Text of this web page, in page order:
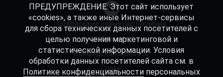
Подписка на новые поступления
Избранное
Конфиденциальность
Cookie
ПРЕДУПРЕЖДЕНИЕ: Этот сайт использует
«cookies», а также иные Интернет-сервисы
для сбора технических данных посетителей с
целью получения маркетинговой и
статистической информации. Условия
обработки данных посетителей сайта см. в
Политике конфиденциальностиперсональных